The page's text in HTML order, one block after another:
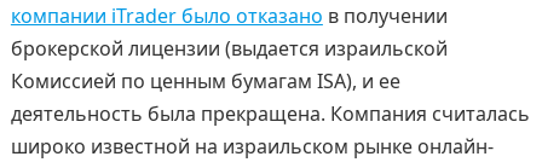
компании iTrader было отказано в получении
брокерской лицензии (выдается израильской
Комиссией по ценным бумагам ISA), и ее
деятельность была прекращена. Компания считалась
широко известной на израильском рынке онлайн-